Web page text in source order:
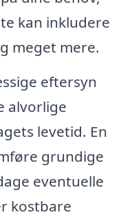
kan inkludere
meget mere.
eftersyn
alvorlige
levetid. En
grundige
eventuelle
kostbare